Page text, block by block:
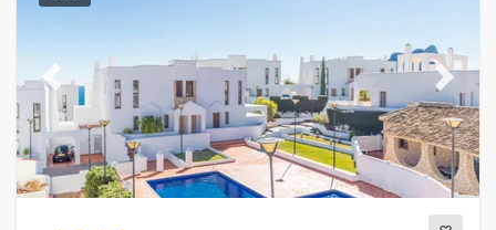
Previous Next